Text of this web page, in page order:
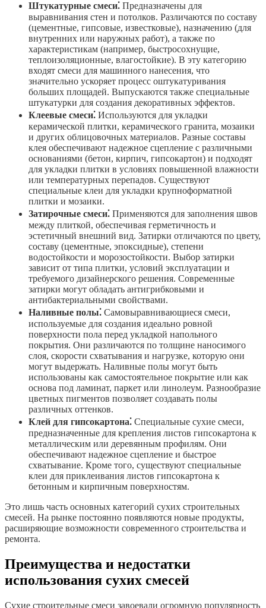
Штукатурные смеси⁚ Предназначены для
выравнивания стен и потолков. Различаются по составу
(цементные, гипсовые, известковые), назначению (для
внутренних или наружных работ), а также по
характеристикам (например, быстросохнущие,
теплоизоляционные, влагостойкие). В эту категорию
входят смеси для машинного нанесения, что
значительно ускоряет процесс оштукатуривания
больших площадей. Выпускаются также специальные
штукатурки для создания декоративных эффектов.
Клеевые смеси⁚ Используются для укладки
керамической плитки, керамического гранита, мозаики
и других облицовочных материалов. Разные составы
клея обеспечивают надежное сцепление с различными
основаниями (бетон, кирпич, гипсокартон) и подходят
для укладки плитки в условиях повышенной влажности
или температурных перепадов. Существуют
специальные клеи для укладки крупноформатной
плитки и мозаики.
Затирочные смеси⁚ Применяются для заполнения швов
между плиткой, обеспечивая герметичность и
эстетичный внешний вид. Затирки отличаются по цвету,
составу (цементные, эпоксидные), степени
водостойкости и морозостойкости. Выбор затирки
зависит от типа плитки, условий эксплуатации и
требуемого дизайнерского решения. Современные
затирки могут обладать антигрибковыми и
антибактериальными свойствами.
Наливные полы⁚ Самовыравнивающиеся смеси,
используемые для создания идеально ровной
поверхности пола перед укладкой напольного
покрытия. Они различаются по толщине наносимого
слоя, скорости схватывания и нагрузке, которую они
могут выдержать. Наливные полы могут быть
использованы как самостоятельное покрытие или как
основа под ламинат, паркет или линолеум. Разнообразие
цветных пигментов позволяет создавать полы
различных оттенков.
Клей для гипсокартона⁚ Специальные сухие смеси,
предназначенные для крепления листов гипсокартона к
металлическим или деревянным профилям. Они
обеспечивают надежное сцепление и быстрое
схватывание. Кроме того, существуют специальные
клеи для приклеивания листов гипсокартона к
бетонным и кирпичным поверхностям.
Это лишь часть основных категорий сухих строительных
смесей. На рынке постоянно появляются новые продукты,
расширяющие возможности современного строительства и
ремонта.
Преимущества и недостатки
использования сухих смесей
Сухие строительные смеси завоевали огромную популярность